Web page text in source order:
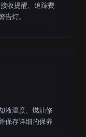
收提醒、追踪费
告灯。
液温度、燃油修
保存详细的保养